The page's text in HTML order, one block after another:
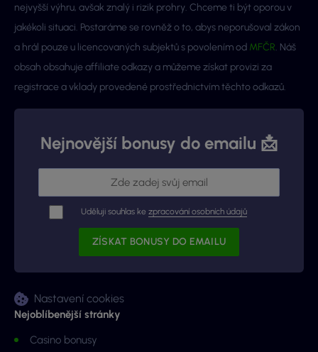
nejvyšší výhru, avšak znalý i rizik prohry. Chceme ti být oporou v
jakékoli situaci. Postaráme se rovněž o to, abys neporušoval zákon
a hrál pouze u licencovaných subjektů s povolením od MFČR. Náš
obsah obsahuje affiliate odkazy a můžeme získat provizi za
registrace a vklady provedené prostřednictvím těchto odkazů.
Nejnovější bonusy do emailu 📩
Uděluji souhlas ke zpracování osobních údajů
Nastavení cookies
Nejoblíbenější stránky
Casino bonusy